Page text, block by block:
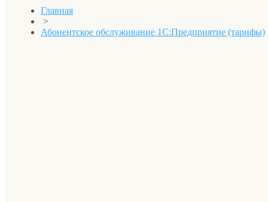
Главная
>
Абонентское обслуживание 1С:Предприятие (тарифы)